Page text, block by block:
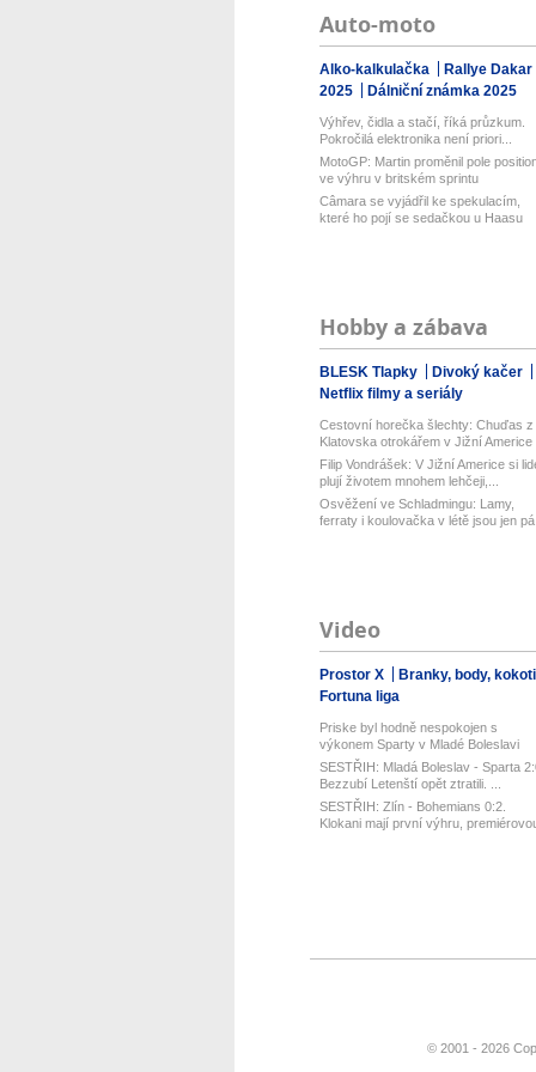
Auto-moto
Alko-kalkulačka
Rallye Dakar
2025
Dálniční známka 2025
Výhřev, čidla a stačí, říká průzkum.
Pokročilá elektronika není priori...
MotoGP: Martin proměnil pole
ve výhru v britském sprintu
Câmara se vyjádřil ke spekulacím,
které ho pojí se sedačkou u Haasu
Hobby a zábava
BLESK Tlapky
Divoký kačer
Netflix filmy a seriály
Cestovní horečka šlechty: Chuďas z
Klatovska otrokářem v Jižní Americe
Filip Vondrášek: V Jižní Americe si
plují životem mnohem lehčeji,...
Osvěžení ve Schladmingu: Lamy,
ferraty i koulovačka v létě jsou jen
Video
Prostor X
Branky, body,
Fortuna liga
Priske byl hodně nespokojen s
výkonem Sparty v Mladé Boleslavi
SESTŘIH: Mladá Boleslav - Sparta
Bezzubí Letenští opět ztratili. ...
SESTŘIH: Zlín - Bohemians 0:2.
Klokani mají první výhru,
© 2001 - 2026